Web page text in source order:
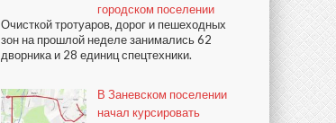
городском поселении
Очисткой тротуаров, дорог и пешеходных
зон на прошлой неделе занимались 62
дворника и 28 единиц спецтехники.
В Заневском поселении
начал курсировать